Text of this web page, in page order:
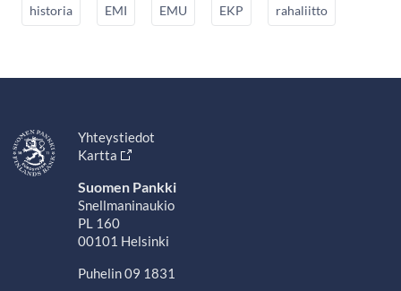
historia EMI EMU EKP rahaliitto
Yhteystiedot
Kartta
Suomen Pankki
Snellmaninaukio
PL 160
00101 Helsinki
Puhelin 09 1831